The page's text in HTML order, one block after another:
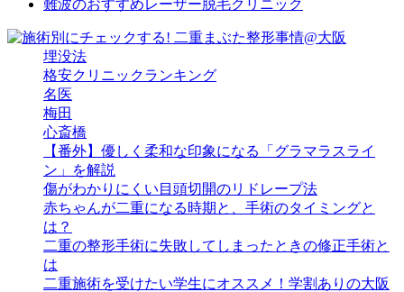
難波のおすすめレーザー脱毛クリニック
埋没法
格安クリニックランキング
名医
梅田
心斎橋
【番外】優しく柔和な印象になる「グラマラスライ
ン」を解説
傷がわかりにくい目頭切開のリドレープ法
赤ちゃんが二重になる時期と、手術のタイミングと
は？
二重の整形手術に失敗してしまったときの修正手術と
は
二重施術を受けたい学生にオススメ！学割ありの大阪